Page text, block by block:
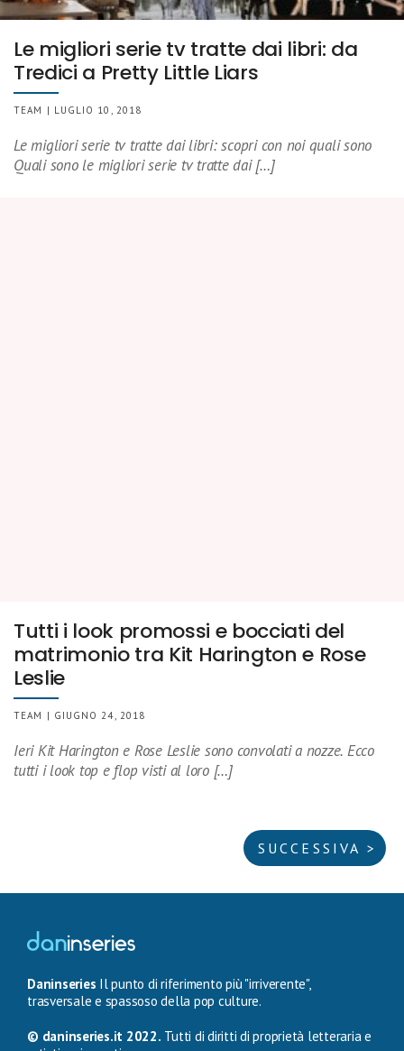
Le migliori serie tv tratte dai libri: da
Tredici a Pretty Little Liars
TEAM | LUGLIO 10, 2018
Le migliori serie tv tratte dai libri: scopri con noi quali sono
Quali sono le migliori serie tv tratte dai […]
Tutti i look promossi e bocciati del
matrimonio tra Kit Harington e Rose
Leslie
TEAM | GIUGNO 24, 2018
Ieri Kit Harington e Rose Leslie sono convolati a nozze. Ecco
tutti i look top e flop visti al loro […]
SUCCESSIVA >
Daninseries Il punto di riferimento più "irriverente",
trasversale e spassoso della pop culture.
© daninseries.it 2022. Tutti di diritti di proprietà letteraria e